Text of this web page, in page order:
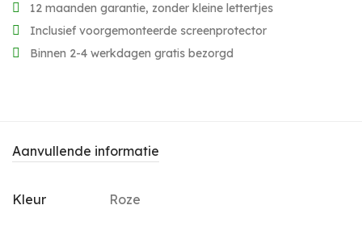
12 maanden garantie, zonder kleine lettertjes
Inclusief voorgemonteerde screenprotector
Binnen 2-4 werkdagen gratis bezorgd
Aanvullende informatie
Kleur Roze